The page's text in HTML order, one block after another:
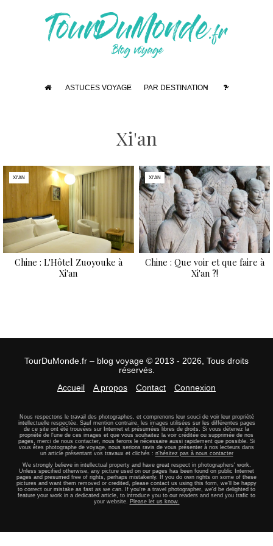
ASTUCES VOYAGE PAR DESTINATION
Xi'an
XI'AN
Chine : L'Hôtel Zuoyouke à
Xi'an
XI'AN
Chine : Que voir et que faire à
Xi'an ?!
TourDuMonde.fr – blog voyage © 2013 - 2026, Tous droits
réservés.
Accueil
A propos Contact Connexion
Nous respectons le travail des photographes, et comprenons leur souci de voir leur propriété
intellectuelle respectée. Sauf mention contraire, les images utilisées sur les différentes pages
de ce site ont été trouvées sur Internet et présumées libres de droits. Si vous détenez la
propriété de l'une de ces images et que vous souhaitez la voir créditée ou supprimée de nos
pages, merci de nous contacter, nous ferons le nécessaire aussi rapidement que possible. Si
vous êtes photographe de voyage, nous serions ravis de vous présenter à nos lecteurs dans
un article présentant vos travaux et clichés : n'hésitez pas à nous contacter
We strongly believe in intellectual property and have great respect in photographers' work.
Unless specified otherwise, any picture used on our pages has been found on public Internet
pages and presumed free of rights, perhaps mistakenly. If you do own rights on some of these
pictures and want them removed or credited, please contact us using this form, we'll be happy
to correct our mistake as fast as we can. If you're a travel photographer, we'd be delighted to
feature your work in a dedicated article, to introduce you to our readers and send you trafic to
your website. Please let us know.